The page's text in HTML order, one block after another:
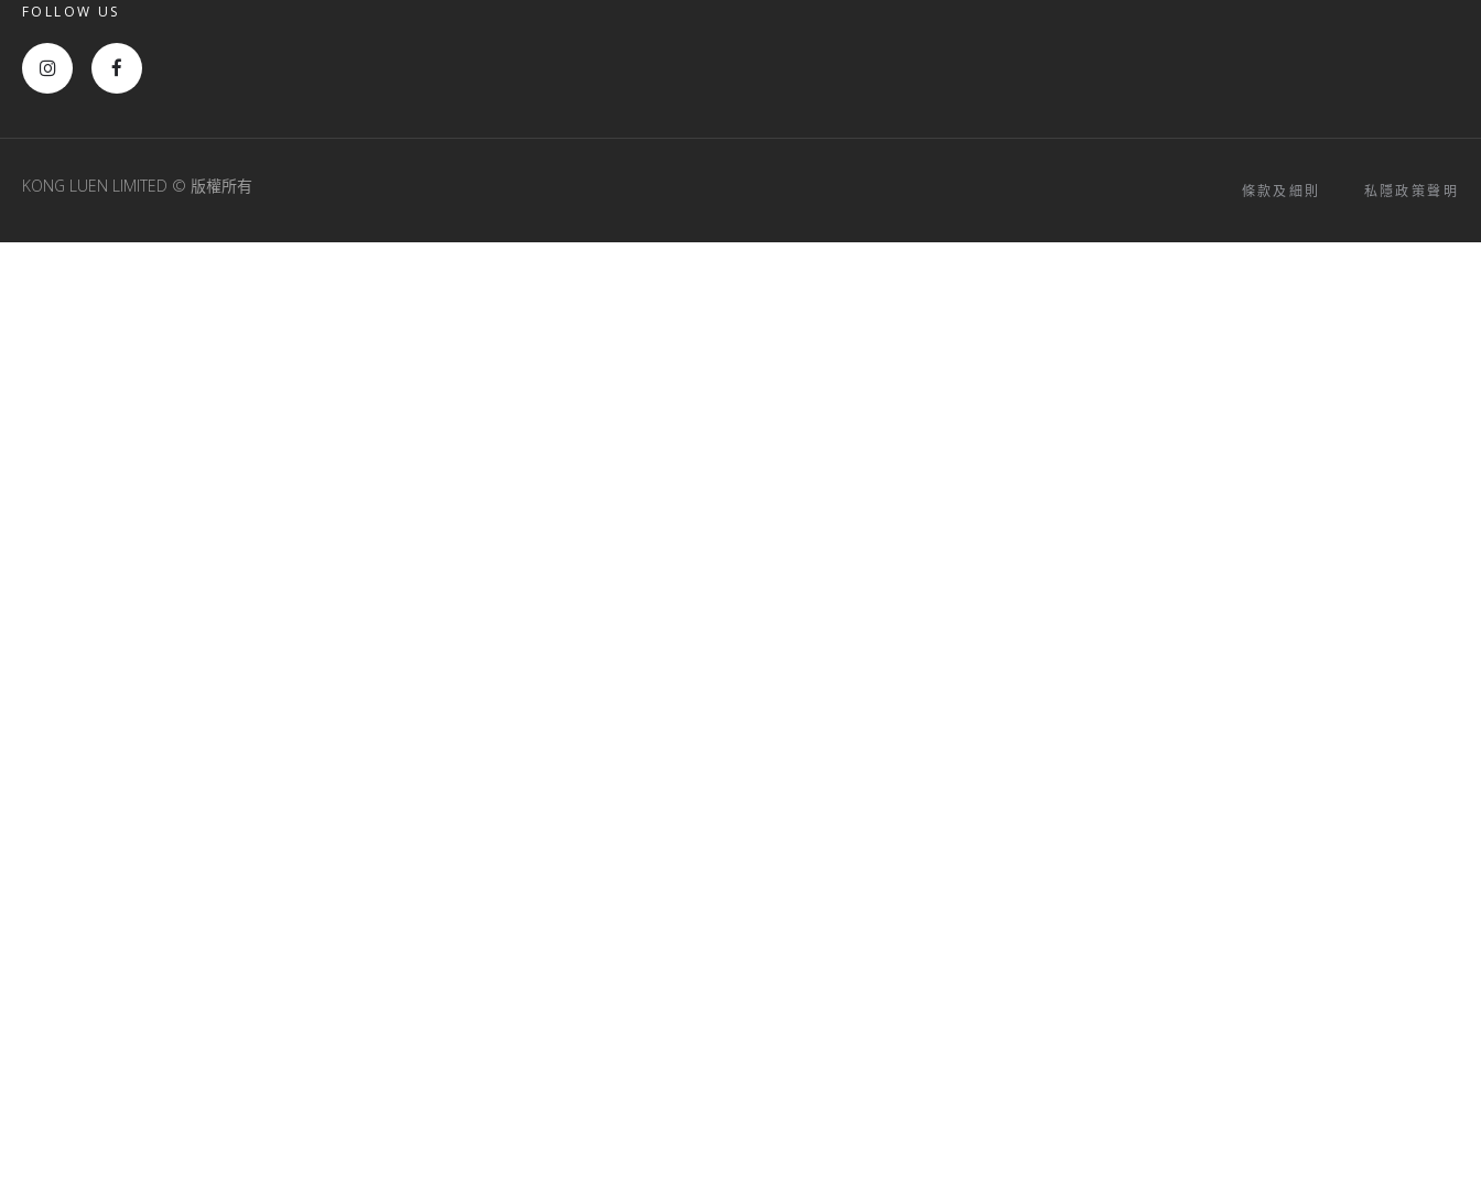
FOLLOW US
KONG LUEN LIMITED © 版權所有 條款及細則 私隱政策聲明